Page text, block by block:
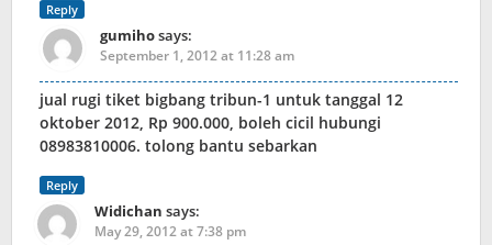
Reply
gumihosays:
September 1, 2012 at 11:28 am
jual rugi tiket bigbang tribun-1 untuk tanggal 12
oktober 2012, Rp 900.000, boleh cicil hubungi
08983810006. tolong bantu sebarkan
Reply
Widichan says:
May 29, 2012 at 7:38 pm